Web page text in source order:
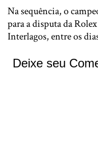
Na sequência, o
para a disputa da
Interlagos, entre os
Deixe seu